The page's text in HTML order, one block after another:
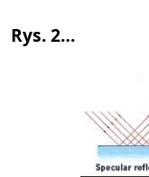
Rys. 2…